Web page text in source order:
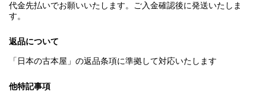
代金先払いでお願いいたします。ご入金確認後に発送いたしま
す。
返品について
「日本の古本屋」の返品条項に準拠して対応いたします
他特記事項